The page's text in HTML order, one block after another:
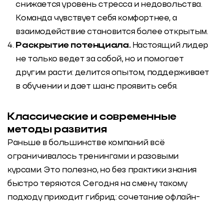
снижается уровень стресса и недовольства.
Команда чувствует себя комфортнее, а
взаимодействие становится более открытым.
Раскрытие потенциала.Настоящий лидер
не только ведет за собой, но и помогает
другим расти: делится опытом, поддерживает
в обучении и дает шанс проявить себя.
Классические и современные
методы развития
Раньше в большинстве компаний всё
ограничивалось тренингами и разовыми
курсами. Это полезно, но без практики знания
быстро теряются. Сегодня на смену такому
подходу приходит гибрид: сочетание офлайн-